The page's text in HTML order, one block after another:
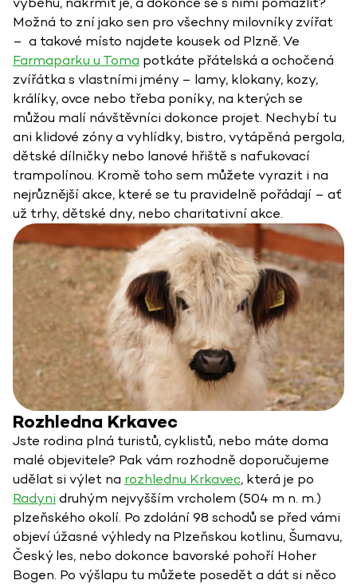
Možná to zní jako sen pro všechny milovníky zvířat
– a takové místo najdete kousek od Plzně. Ve
Farmaparku u Toma potkáte přátelská a ochočená
zvířátka s vlastními jmény – lamy, klokany, kozy,
králíky, ovce nebo třeba poníky, na kterých se
můžou malí návštěvníci dokonce projet. Nechybí tu
ani klidové zóny a vyhlídky, bistro, vytápěná pergola,
dětské dílničky nebo lanové hřiště s nafukovací
trampolínou. Kromě toho sem můžete vyrazit i na
nejrůznější akce, které se tu pravidelně pořádají – ať
už trhy, dětské dny, nebo charitativní akce.
Rozhledna Krkavec
Jste rodina plná turistů, cyklistů, nebo máte doma
malé objevitele? Pak vám rozhodně doporučujeme
udělat si výlet na rozhlednu Krkavec, která je po
Radyni druhým nejvyšším vrcholem (504 m n. m.)
plzeňského okolí. Po zdolání 98 schodů se před vámi
objeví úžasné výhledy na Plzeňskou kotlinu, Šumavu,
Český les, nebo dokonce bavorské pohoří Hoher
Bogen. Po výšlapu tu můžete posedět a dát si něco